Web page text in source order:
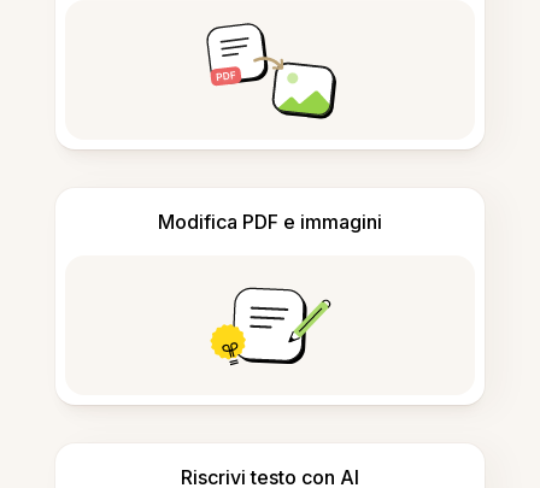
Modifica PDF e immagini
Riscrivi testo con AI